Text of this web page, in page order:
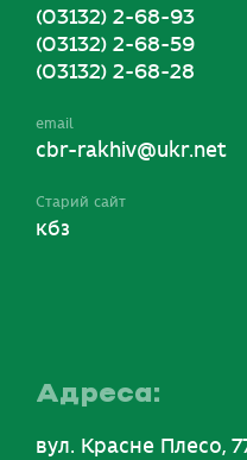
(03132) 2-68-93
(03132) 2-68-59
(03132) 2-68-28
email
cbr-rakhiv@ukr.net
Старий сайт
кбз
Адреса:
вул. Красне Плесо,